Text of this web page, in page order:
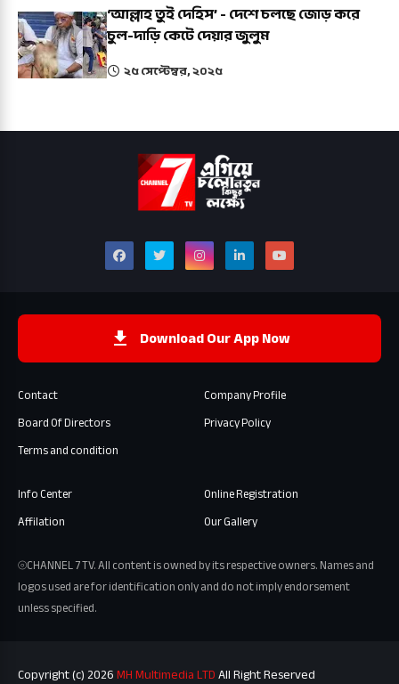
‘আল্লাহ তুই দেহিস’ - দেশে চলছে জোড় করে
চুল-দাড়ি কেটে দেয়ার জুলুম
২৫ সেপ্টেম্বর, ২০২৫
Download Our App Now
Contact
Company Profile
Board Of Directors
Privacy Policy
Terms and condition
Info Center
Online Registration
Affilation
Our Gallery
⦾CHANNEL 7 TV. All content is owned by its respective owners. Names and
logos used are for identification only and do not imply endorsement
unless specified.
Copyright (c) 2026MH Multimedia LTDAll Right Reserved